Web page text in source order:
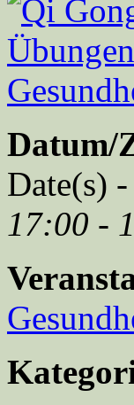
Datum/
Date(s)
17:00 -